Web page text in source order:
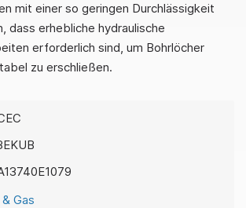
mit einer so geringen Durchlässigkeit
dass erhebliche hydraulische
erforderlich sind, um Bohrlöcher
zu erschließen.
& Gas